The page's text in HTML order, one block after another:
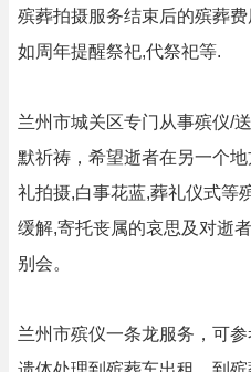
殡葬拍摄服务结束后的殡葬
如周年提醒祭祀,代祭祀等.
兰州市城关区专门从事殡仪/
默祈祷，希望逝者在另一个
礼拍摄,白事花蓝,葬礼仪式等
缓解,寄托丧属的哀思及对逝
别会。
兰州市殡仪一条龙服务，可